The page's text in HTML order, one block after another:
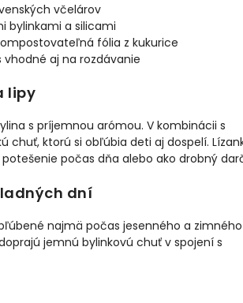
včelárov
bylinkami a silicami
fólia z kukurice
vhodné aj na rozdávanie
lipy
s príjemnou arómou. V kombinácii s
chuť, ktorú si obľúbia deti aj dospelí.
počas dňa alebo ako drobný
dní
najmä počas jesenného a zimného
jemnú bylinkovú chuť v spojení s